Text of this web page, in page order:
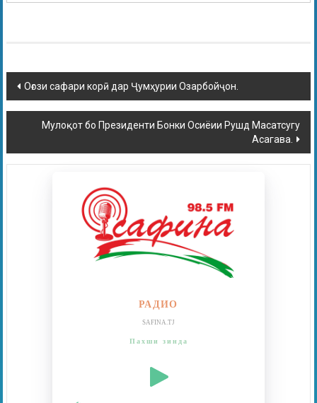
Оғози сафари корӣ дар Ҷумҳурии Озарбойҷон.
Мулоқот бо Президенти Бонки Осиёии Рушд Масатсугу
Асагава.
РАДИО
SAFINA.TJ
Пахши зинда